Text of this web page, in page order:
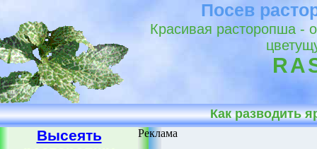
Посев
Красивая расторопша -
Как разводить
Высеять
Реклама